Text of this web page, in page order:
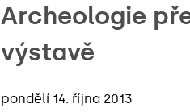
Archeologie
výstavě
pondělí 14. října 2013